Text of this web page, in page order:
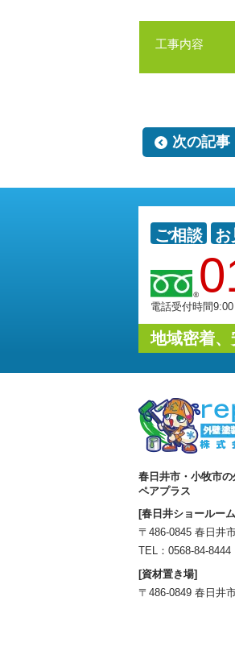
工事内容
次の記事
ご相談 お
電話受付時間
地域密着
春日井市・小牧市
ペアプラス
[春日井ショールー
〒486-0845 春日井
TEL： 0568-84-8444
[資材置き場]
〒486-0849 春日井